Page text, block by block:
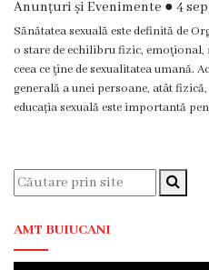
de
Sănătate
Mintală
CSPT
Secția
Traumatologie
Ortopedie
Anunțuri și Evenimente ● 4
Sănătatea sexuală este definită de
o stare de echilibru fizic,
ceea ce ţine de sexualitatea umană.
generală a unei persoane, atât
educația sexuală este importantă
AMT BUIUCANI